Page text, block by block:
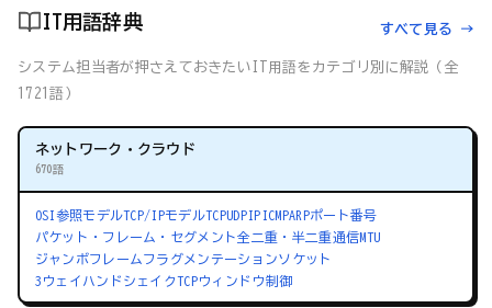
IT用語辞典 すべて見る →
システム担当者が押さえておきたいIT用語をカテゴリ別に解説（全
1721語）
ネットワーク・クラウド
670語
OSI参照モデルTCP/IPモデルTCPUDPIPICMPARPポート番号
パケット・フレーム・セグメント全二重・半二重通信MTU
ジャンボフレーム フラグメンテーションソケット
3ウェイハンドシェイクTCPウィンドウ制御